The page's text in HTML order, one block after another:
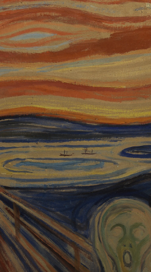
Son
homme
triste,
l'horloge
passe et
solitaire.
s'en va.